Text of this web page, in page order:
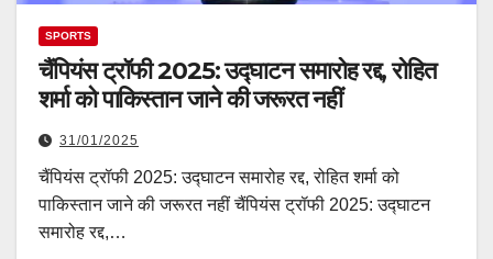
SPORTS
चैंपियंस ट्रॉफी 2025: उद्घाटन समारोह रद्द, रोहित
शर्मा को पाकिस्तान जाने की जरूरत नहीं
31/01/2025
चैंपियंस ट्रॉफी 2025: उद्घाटन समारोह रद्द, रोहित शर्मा को
पाकिस्तान जाने की जरूरत नहीं चैंपियंस ट्रॉफी 2025: उद्घाटन
समारोह रद्द,…